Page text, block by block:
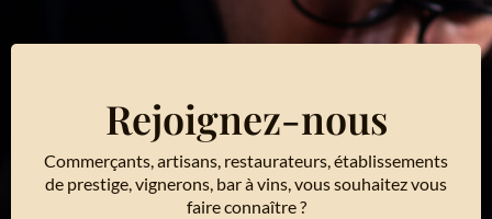
Rejoignez-nous
Commerçants, artisans, restaurateurs, établissements
de prestige, vignerons, bar à vins, vous souhaitez vous
faire connaître ?